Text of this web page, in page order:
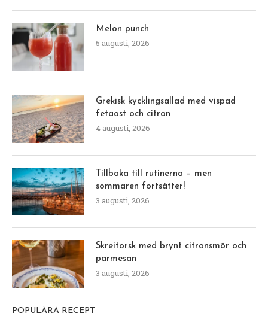
Melon punch
5 augusti, 2026
Grekisk kycklingsallad med vispad
fetaost och citron
4 augusti, 2026
Tillbaka till rutinerna – men
sommaren fortsätter!
3 augusti, 2026
Skreitorsk med brynt citronsmör och
parmesan
3 augusti, 2026
POPULÄRA RECEPT